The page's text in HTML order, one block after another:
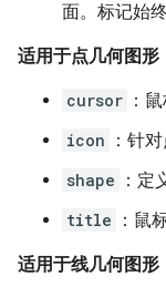
面。标记始
适用于点几何图形
cursor ：
icon
：针
shape
：定
title
：鼠
适用于线几何图形